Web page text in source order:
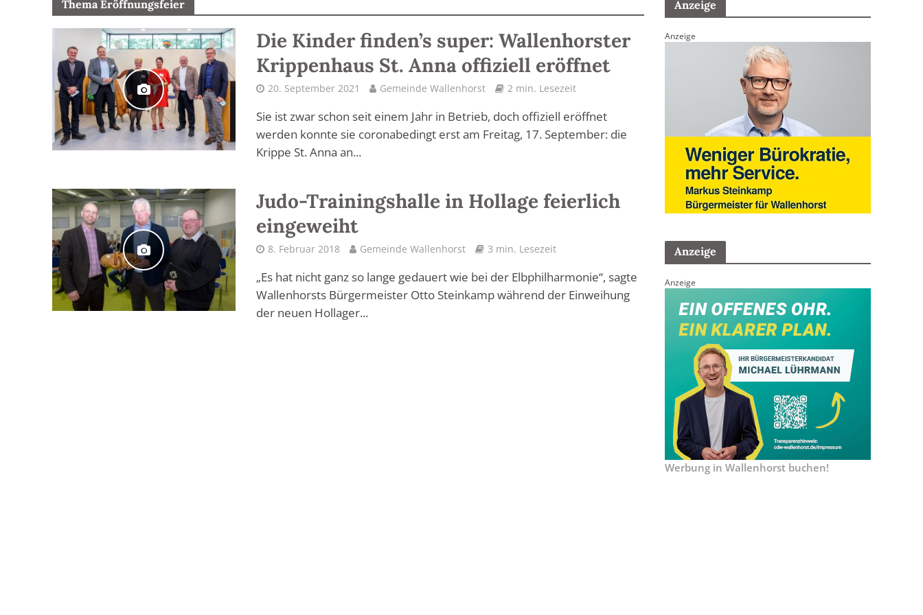
Thema Eröffnungsfeier
Die Kinder finden’s super: Wallenhorster
Krippenhaus St. Anna offiziell eröffnet
20. September 2021 Gemeinde Wallenhorst 2 min. Lesezeit
Sie ist zwar schon seit einem Jahr in Betrieb, doch offiziell eröffnet
werden konnte sie coronabedingt erst am Freitag, 17. September: die
Krippe St. Anna an...
Judo-Trainingshalle in Hollage feierlich
eingeweiht
8. Februar 2018 Gemeinde Wallenhorst 3 min. Lesezeit
„Es hat nicht ganz so lange gedauert wie bei der Elbphilharmonie“, sagte
Wallenhorsts Bürgermeister Otto Steinkamp während der Einweihung
der neuen Hollager...
Anzeige
Anzeige
Anzeige
Anzeige
Werbung in Wallenhorst buchen!